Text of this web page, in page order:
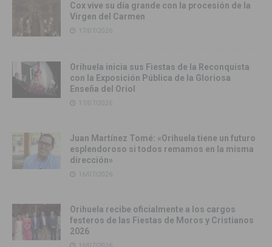
Cox vive su día grande con la procesión de la
Virgen del Carmen
17/07/2026
Orihuela inicia sus Fiestas de la Reconquista
con la Exposición Pública de la Gloriosa
Enseña del Oriol
17/07/2026
Juan Martínez Tomé: «Orihuela tiene un futuro
esplendoroso si todos remamos en la misma
dirección»
16/07/2026
Orihuela recibe oficialmente a los cargos
festeros de las Fiestas de Moros y Cristianos
2026
16/07/2026